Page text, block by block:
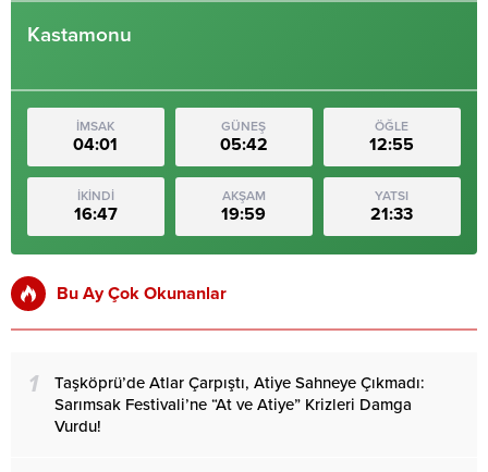
Kastamonu
İMSAK
04:01
GÜNEŞ
05:42
ÖĞLE
12:55
İKİNDİ
16:47
AKŞAM
19:59
YATSI
21:33
Bu Ay Çok Okunanlar
1
Taşköprü’de Atlar Çarpıştı, Atiye Sahneye Çıkmadı:
Sarımsak Festivali’ne “At ve Atiye” Krizleri Damga
Vurdu!